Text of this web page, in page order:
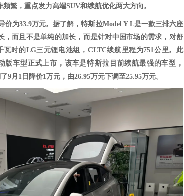
频繁，重点发力高端SUV和续航优化两大方向。
价为33.9万元。据了解，特斯拉Model Y L是一款三排六座
而且不是单纯的加长，而是针对中国市场的需求，对舒
时的LG三元锂电池组，CLTC续航里程为751公里。 此
版车型正式上市，该车是特斯拉目前续航最强的车型，
月1日降价1万元，由26.95万元下调至25.95万元。